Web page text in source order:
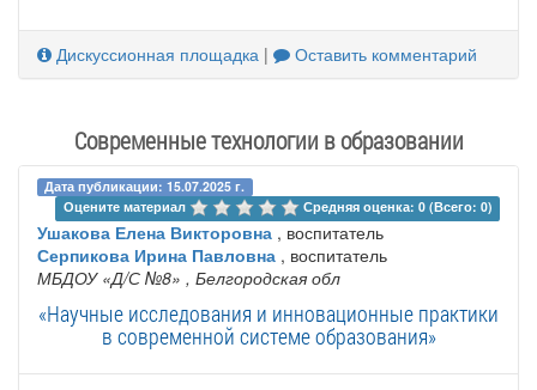
Дискуссионная площадка | Оставить комментарий
Современные технологии в образовании
Дата публикации: 15.07.2025 г.
Оцените материал
Средняя оценка: 0 (Всего: 0)
Ушакова Елена Викторовна , воспитатель
Серпикова Ирина Павловна , воспитатель
МБДОУ «Д/С №8» , Белгородская обл
«Научные исследования и инновационные практики
в современной системе образования»